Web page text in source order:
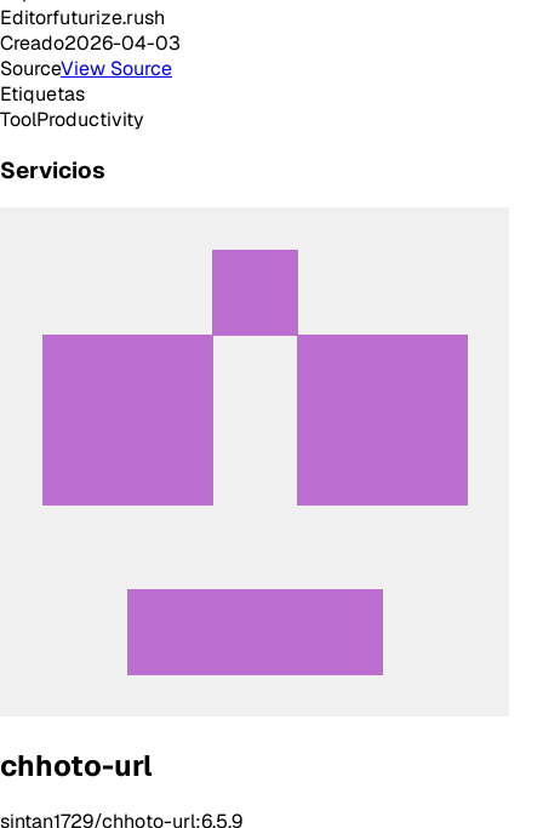
Editorfuturize.rush
Creado2026-04-03
SourceView Source
Etiquetas
ToolProductivity
Servicios
chhoto-url
sintan1729/chhoto-url:6.5.9